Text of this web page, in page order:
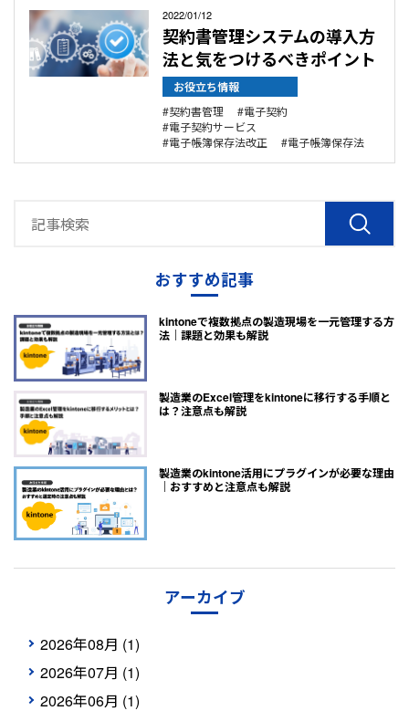
2022/01/12
契約書管理システムの導入方
法と気をつけるべきポイント
お役立ち情報
契約書管理
電子契約
電子契約サービス
電子帳簿保存法改正
電子帳簿保存法
おすすめ記事
kintoneで複数拠点の製造現場を一元管理する方
法｜課題と効果も解説
製造業のExcel管理をkintoneに移行する手順と
は？注意点も解説
製造業のkintone活用にプラグインが必要な理由
｜おすすめと注意点も解説
アーカイブ
2026年08月 (1)
2026年07月 (1)
2026年06月 (1)